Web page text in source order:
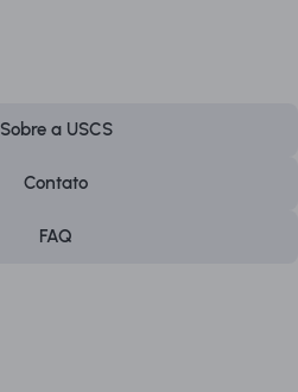
Sobre a USCS
Contato
FAQ